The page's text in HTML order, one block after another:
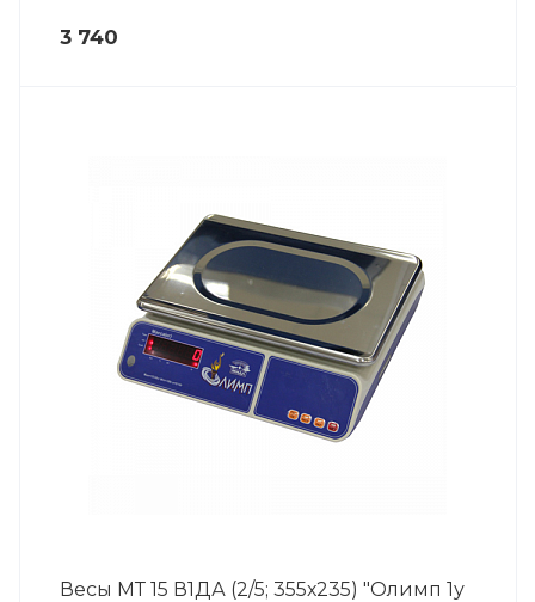
3 740
Весы МТ 15 В1ДА (2/5; 355х235) "Олимп 1у